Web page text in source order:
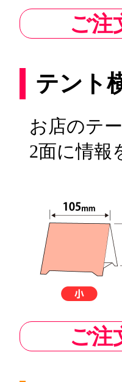
ご注
テント
お店のテ
2面に情報
ご注